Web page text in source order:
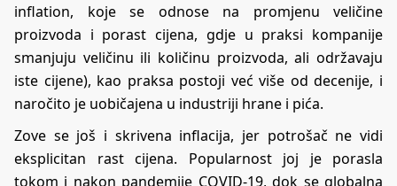
inflation, koje se odnose na promjenu veličine
proizvoda i porast cijena, gdje u praksi kompanije
smanjuju veličinu ili količinu proizvoda, ali održavaju
iste cijene), kao praksa postoji već više od decenije, i
naročito je uobičajena u industriji hrane i pića.
Zove se još i skrivena inflacija, jer potrošač ne vidi
eksplicitan rast cijena. Popularnost joj je porasla
tokom i nakon pandemije COVID-19, dok se globalna